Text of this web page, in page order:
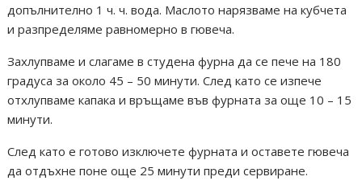
допълнително 1 ч. ч. вода. Маслото нарязваме на кубчета
и разпределяме равномерно в гювеча.
Захлупваме и слагаме в студена фурна да се пече на 180
градуса за около 45 – 50 минути. След като се изпече
отхлупваме капака и връщаме във фурната за още 10 – 15
минути.
След като е готово изключете фурната и оставете гювеча
да отдъхне поне още 25 минути преди сервиране.